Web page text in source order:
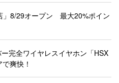
」8/29オープン 最大20%ポイン
完全ワイヤレスイヤホン「HSX
爽快！